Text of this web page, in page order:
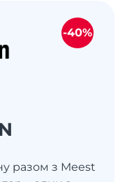
разом з Meest
-40%